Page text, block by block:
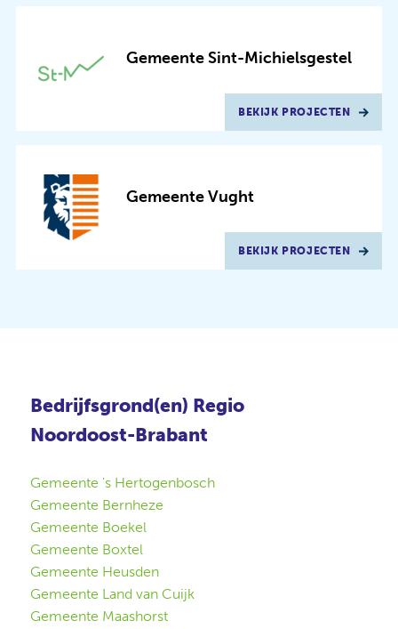
Gemeente Sint-Michielsgestel
BEKIJK PROJECTEN
Gemeente Vught
BEKIJK PROJECTEN
Bedrijfsgrond(en) Regio
Noordoost-Brabant
Gemeente 's Hertogenbosch
Gemeente Bernheze
Gemeente Boekel
Gemeente Boxtel
Gemeente Heusden
Gemeente Land van Cuijk
Gemeente Maashorst